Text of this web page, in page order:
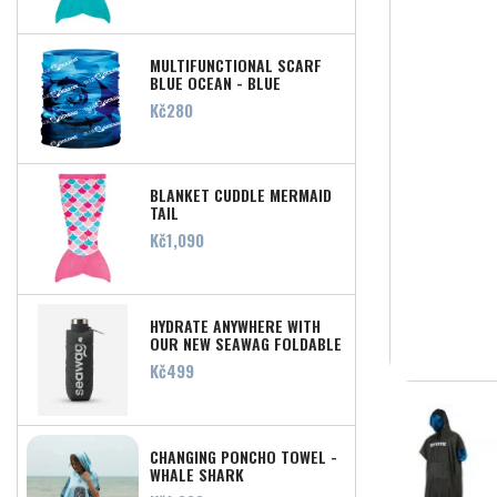
MULTIFUNCTIONAL SCARF
BLUE OCEAN - BLUE
Price
Kč280
BLANKET CUDDLE MERMAID
TAIL
Price
Kč1,090
HYDRATE ANYWHERE WITH
OUR NEW SEAWAG FOLDABLE
SILICONE WATER BOTTLE!
Price
Kč499
CHANGING PONCHO TOWEL -
WHALE SHARK